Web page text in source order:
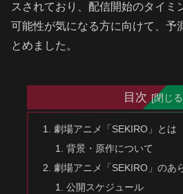
スされており、配信開始のタイミ
可能性が気になる方に向けて、予
とめました。
目次
劇場アニメ「SEKIRO」とは
背景・原作について
劇場アニメ「SEKIRO」のあ
公開スケジュール